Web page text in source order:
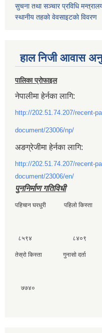
सुचना तथा सञ्चार प्रविधि
स्थानीय तहकाे वेवसाइटकाे विवरण
हाल निजी आवास
पालिका प्रोफाइल
नेपालीमा हेर्नका लागि:
http://202.51.74.207/recent-
document/23006/np/
अङग्रेजीमा हेर्नका लागि:
http://202.51.74.207/recent-
document/23006/en/
पुननिर्माण गतिविधी
पहिचान घरधुरी पहिलाे
८५९४
तेस्राे किस्ता गुनासाे
७७४०